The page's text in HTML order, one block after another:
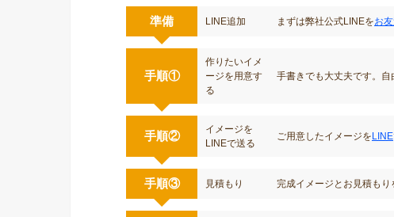
準備 LINE追加 まずは弊社公式LINEをお
手順①
作りたいイメ
ージを用意す
る
手書きでも大丈夫です。
手順②
イメージを
LINEで送る
ご用意したイメージをLINE
手順③ 見積もり 完成イメージとお見積もり